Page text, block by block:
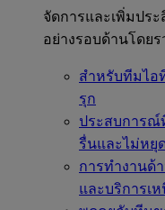
จัดการและเพิ่มปร
อย่างรอบด้านโดย
สำหรับทีมไอ
รุก
ประสบการณ์
รื่นและไม่หยุ
การทำงานด้
และบริการเ